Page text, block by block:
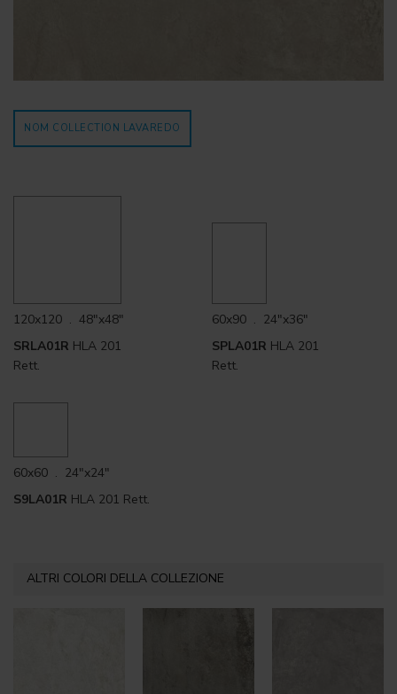
NOM COLLECTION LAVAREDO
120x120 . 48"x48"
SRLA01R HLA 201
Rett.
60x90 . 24"x36"
SPLA01R HLA 201
Rett.
60x60 . 24"x24"
S9LA01R HLA 201 Rett.
ALTRI COLORI DELLA COLLEZIONE